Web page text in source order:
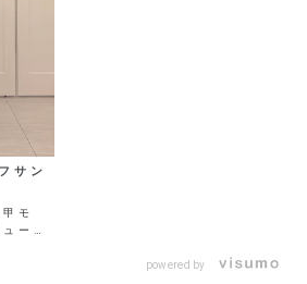
サン
モ
ール
powered by